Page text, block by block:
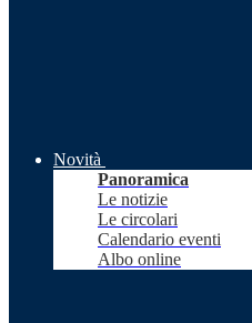
Novità
Panoramica
Le notizie
Le circolari
Calendario eventi
Albo online